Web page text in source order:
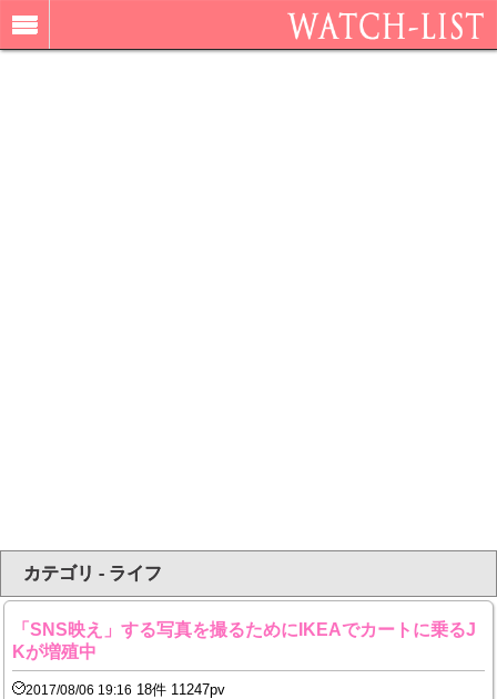
カテゴリ - ライフ
「SNS映え」する写真を撮るためにIKEAでカートに乗るJ
Kが増殖中
2017/08/06 19:16 18件 11247pv